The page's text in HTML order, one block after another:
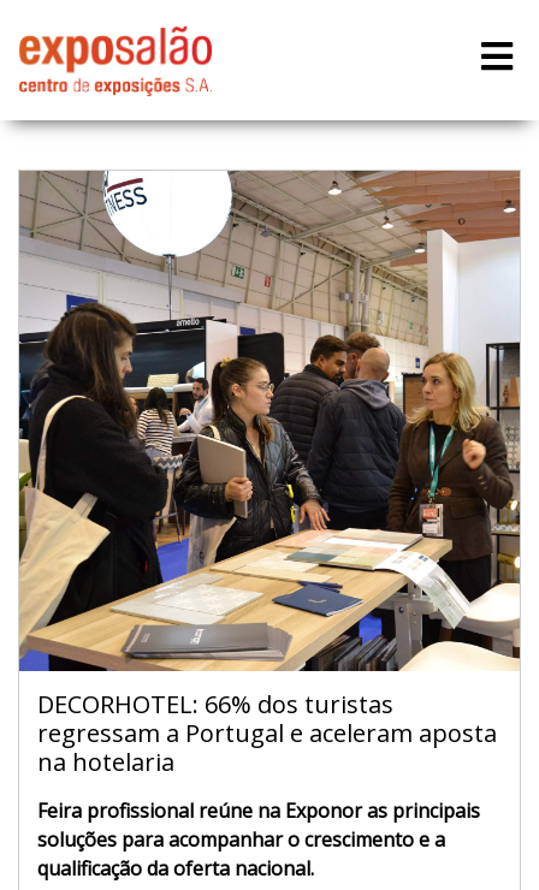
DECORHOTEL: 66% dos turistas
regressam a Portugal e aceleram aposta
na hotelaria
Feira profissional reúne na Exponor as principais
soluções para acompanhar o crescimento e a
qualificação da oferta nacional.